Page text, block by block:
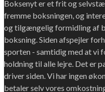
Boksenyt er et frit og
fremme boksningen, og
og tilgængelig formidling af
boksning. Siden afspejler
sporten - samtidig med at vi
holdning til alle lejre. Det er
driver siden. Vi har ingen
betaler selv vores